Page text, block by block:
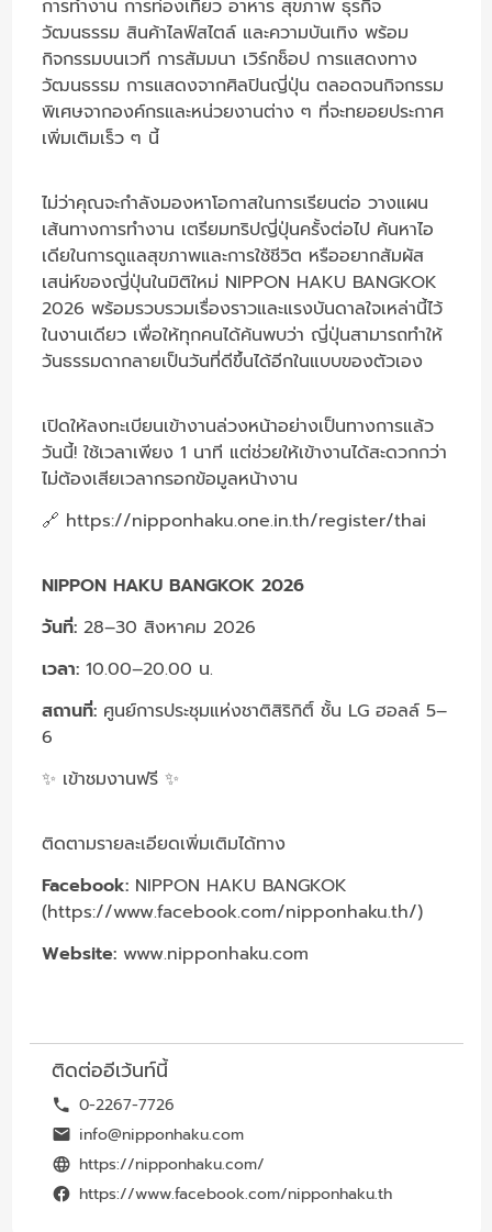
การทำงาน การท่องเที่ยว อาหาร สุขภาพ ธุรกิจ
วัฒนธรรม สินค้าไลฟ์สไตล์ และความบันเทิง พร้อม
กิจกรรมบนเวที การสัมมนา เวิร์กช็อป การแสดงทาง
วัฒนธรรม การแสดงจากศิลปินญี่ปุ่น ตลอดจนกิจกรรม
พิเศษจากองค์กรและหน่วยงานต่าง ๆ ที่จะทยอยประกาศ
เพิ่มเติมเร็ว ๆ นี้
ไม่ว่าคุณจะกำลังมองหาโอกาสในการเรียนต่อ วางแผน
เส้นทางการทำงาน เตรียมทริปญี่ปุ่นครั้งต่อไป ค้นหาไอ
เดียในการดูแลสุขภาพและการใช้ชีวิต หรืออยากสัมผัส
เสน่ห์ของญี่ปุ่นในมิติใหม่ NIPPON HAKU BANGKOK
2026 พร้อมรวบรวมเรื่องราวและแรงบันดาลใจเหล่านี้ไว้
ในงานเดียว เพื่อให้ทุกคนได้ค้นพบว่า ญี่ปุ่นสามารถทำให้
วันธรรมดากลายเป็นวันที่ดีขึ้นได้อีกในแบบของตัวเอง
เปิดให้ลงทะเบียนเข้างานล่วงหน้าอย่างเป็นทางการแล้ว
วันนี้! ใช้เวลาเพียง 1 นาที แต่ช่วยให้เข้างานได้สะดวกกว่า
ไม่ต้องเสียเวลากรอกข้อมูลหน้างาน
🔗 https://nipponhaku.one.in.th/register/thai
NIPPON HAKU BANGKOK 2026
วันที่:28–30 สิงหาคม 2026
เวลา:10.00–20.00 น.
สถานที่: ศูนย์การประชุมแห่งชาติสิริกิติ์ ชั้น LG ฮอลล์ 5–
6
✨ เข้าชมงานฟรี ✨
ติดตามรายละเอียดเพิ่มเติมได้ทาง
Facebook: NIPPON HAKU BANGKOK
(https://www.facebook.com/nipponhaku.th/)
Website: www.nipponhaku.com
ติดต่ออีเว้นท์นี้
0-2267-7726
info@nipponhaku.com
https://nipponhaku.com/
https://www.facebook.com/nipponhaku.th